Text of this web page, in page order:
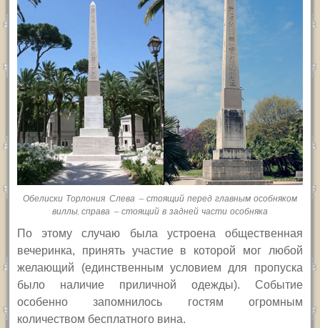
Обелиски Торлония. Слева — стоящий перед главным особняком
виллы, справа — стоящий в задней части особняка
По этому случаю была устроена общественная
вечеринка, принять участие в которой мог любой
желающий (единственным условием для пропуска
было наличие приличной одежды). Событие
особенно запомнилось гостям огромным
количеством бесплатного вина.